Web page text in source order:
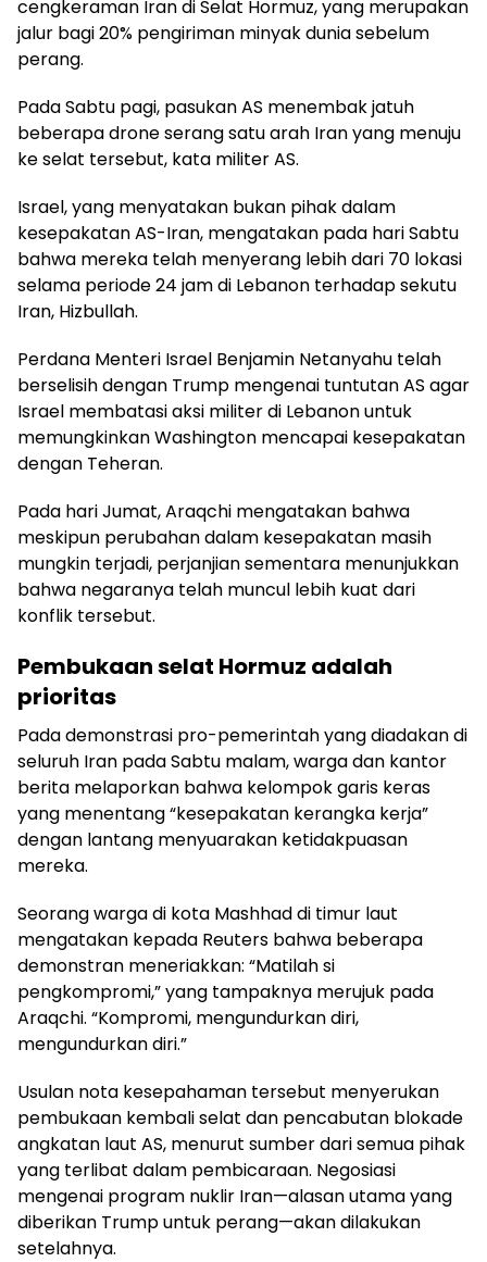
cengkeraman Iran di Selat Hormuz, yang merupakan
jalur bagi 20% pengiriman minyak dunia sebelum
perang.
Pada Sabtu pagi, pasukan AS menembak jatuh
beberapa drone serang satu arah Iran yang menuju
ke selat tersebut, kata militer AS.
Israel, yang menyatakan bukan pihak dalam
kesepakatan AS-Iran, mengatakan pada hari Sabtu
bahwa mereka telah menyerang lebih dari 70 lokasi
selama periode 24 jam di Lebanon terhadap sekutu
Iran, Hizbullah.
Perdana Menteri Israel Benjamin Netanyahu telah
berselisih dengan Trump mengenai tuntutan AS agar
Israel membatasi aksi militer di Lebanon untuk
memungkinkan Washington mencapai kesepakatan
dengan Teheran.
Pada hari Jumat, Araqchi mengatakan bahwa
meskipun perubahan dalam kesepakatan masih
mungkin terjadi, perjanjian sementara menunjukkan
bahwa negaranya telah muncul lebih kuat dari
konflik tersebut.
Pembukaan selat Hormuz adalah
prioritas
Pada demonstrasi pro-pemerintah yang diadakan di
seluruh Iran pada Sabtu malam, warga dan kantor
berita melaporkan bahwa kelompok garis keras
yang menentang “kesepakatan kerangka kerja”
dengan lantang menyuarakan ketidakpuasan
mereka.
Seorang warga di kota Mashhad di timur laut
mengatakan kepada Reuters bahwa beberapa
demonstran meneriakkan: “Matilah si
pengkompromi,” yang tampaknya merujuk pada
Araqchi. “Kompromi, mengundurkan diri,
mengundurkan diri.”
Usulan nota kesepahaman tersebut menyerukan
pembukaan kembali selat dan pencabutan blokade
angkatan laut AS, menurut sumber dari semua pihak
yang terlibat dalam pembicaraan. Negosiasi
mengenai program nuklir Iran—alasan utama yang
diberikan Trump untuk perang—akan dilakukan
setelahnya.